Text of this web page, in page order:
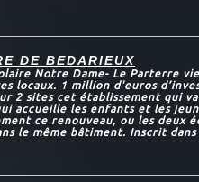
DE BEDARIEUX
Notre Dame- Le Parterre
locaux. 1 million d'euros
2 sites cet établissement qui
accueille les enfants et les
ce renouveau, ou les deux
le même bâtiment. Inscrit dans